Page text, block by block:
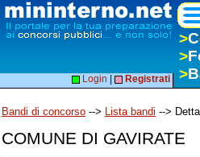
>
>
>
Login Registrati
Bandi di concorso --> Lista bandi -->
COMUNE DI GAVIRATE